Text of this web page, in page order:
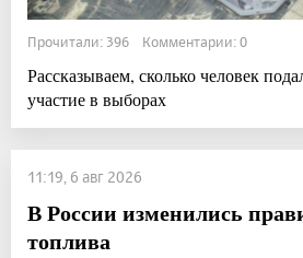
Прочитали: 396 Комментарии: 0
Рассказываем, сколько человек
участие в выборах
11:19, 6 авг 2026
В России изменились
топлива